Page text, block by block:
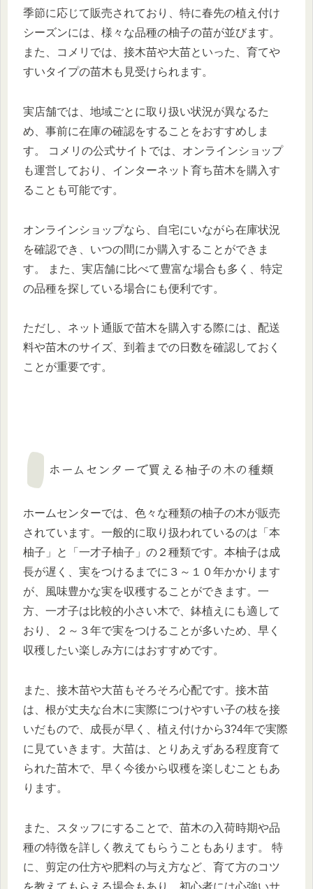
季節に応じて販売されており、特に春先の植え付け
シーズンには、様々な品種の柚子の苗が並びます。
また、コメリでは、接木苗や大苗といった、育てや
すいタイプの苗木も見受けられます。
実店舗では、地域ごとに取り扱い状況が異なるた
め、事前に在庫の確認をすることをおすすめしま
す。 コメリの公式サイトでは、オンラインショップ
も運営しており、インターネット育ち苗木を購入す
ることも可能です。
オンラインショップなら、自宅にいながら在庫状況
を確認でき、いつの間にか購入することができま
す。 また、実店舗に比べて豊富な場合も多く、特定
の品種を探している場合にも便利です。
ただし、ネット通販で苗木を購入する際には、配送
料や苗木のサイズ、到着までの日数を確認しておく
ことが重要です。
ホームセンターで買える柚子の木の種類
ホームセンターでは、色々な種類の柚子の木が販売
されています。一般的に取り扱われているのは「本
柚子」と「一才子柚子」の２種類です。本柚子は成
長が遅く、実をつけるまでに３～１０年かかります
が、風味豊かな実を収穫することができます。一
方、一才子は比較的小さい木で、鉢植えにも適して
おり、２～３年で実をつけることが多いため、早く
収穫したい楽しみ方にはおすすめです。
また、接木苗や大苗もそろそろ心配です。接木苗
は、根が丈夫な台木に実際につけやすい子の枝を接
いだもので、成長が早く、植え付けから3?4年で実際
に見ていきます。大苗は、とりあえずある程度育て
られた苗木で、早く今後から収穫を楽しむこともあ
ります。
また、スタッフにすることで、苗木の入荷時期や品
種の特徴を詳しく教えてもらうこともあります。 特
に、剪定の仕方や肥料の与え方など、育て方のコツ
を教えてもらえる場合もあり、初心者には心強いサ